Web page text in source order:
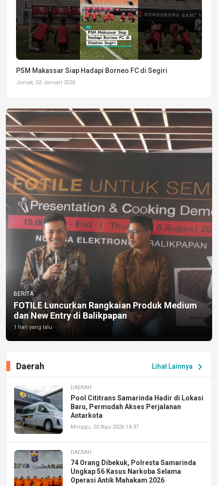
PSM Makassar Siap Hadapi Borneo FC di Segiri
Jumat, 02 Januari 2026
BERITA
FOTILE Luncurkan Rangkaian Produk Medium
dan New Entry di Balikpapan
1 hari yang lalu
Lihat Lainnya chevron_right
Daerah
DAERAH
Pool Cititrans Samarinda Hadir di Lokasi
Baru, Permudah Akses Perjalanan
Antarkota
Minggu, 02 Agu 2026 14:37
DAERAH
74 Orang Dibekuk, Polresta Samarinda
Ungkap 56 Kasus Narkoba Selama
Operasi Antik Mahakam 2026